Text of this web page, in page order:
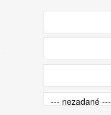
--- nezadané ---